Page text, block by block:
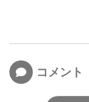
コメント